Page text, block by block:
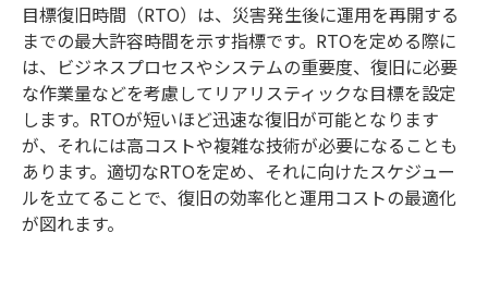
目標復旧時間（RTO）は、災害発生後に運用を再開する
までの最大許容時間を示す指標です。RTOを定める際に
は、ビジネスプロセスやシステムの重要度、復旧に必要
な作業量などを考慮してリアリスティックな目標を設定
します。RTOが短いほど迅速な復旧が可能となります
が、それには高コストや複雑な技術が必要になることも
あります。適切なRTOを定め、それに向けたスケジュー
ルを立てることで、復旧の効率化と運用コストの最適化
が図れます。